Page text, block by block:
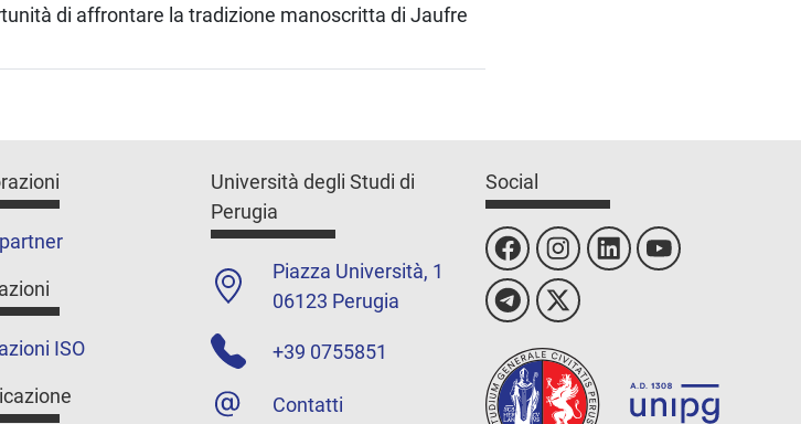
di affrontare la tradizione manoscritta di Jaufre
ISO
Università degli Studi di
Perugia
Piazza Università, 1
06123 Perugia
+39 0755851
Contatti
Social